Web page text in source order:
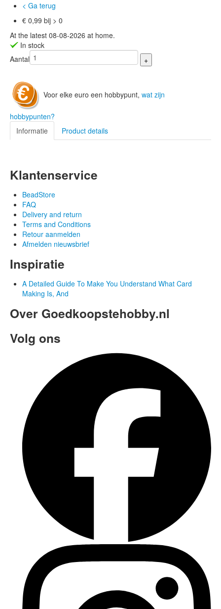
< Ga terug
€ 0,99 bij > 0
At the latest 08-08-2026 at home.
In stock
Aantal
Voor elke euro een hobbypunt, wat zijn
hobbypunten?
Informatie
Product details
Klantenservice
BeadStore
FAQ
Delivery and return
Terms and Conditions
Retour aanmelden
Afmelden nieuwsbrief
Inspiratie
A Detailed Guide To Make You Understand What Card
Making Is, And
Over Goedkoopstehobby.nl
Volg ons